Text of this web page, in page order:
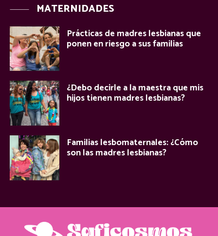
MATERNIDADES
Prácticas de madres lesbianas que
ponen en riesgo a sus familias
¿Debo decirle a la maestra que mis
hijos tienen madres lesbianas?
Familias lesbomaternales: ¿Cómo
son las madres lesbianas?